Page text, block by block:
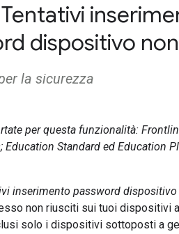
dispositivo
la sicurezza
per questa funzionalità:
Education Standard ed Education
inserimento password
non riusciti sui tuoi dispositivi
solo i dispositivi sottoposti a